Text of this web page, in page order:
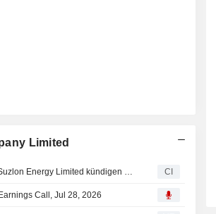
Limited
Tata Power Renewable Energy Limited und Suzlon Energy Limited kündigen 800-MW-Projekt für erneuerbare Energien in Andhra Pradesh mit Investition von 57.500 Mio. INR an CI
Call, Jul 28, 2026